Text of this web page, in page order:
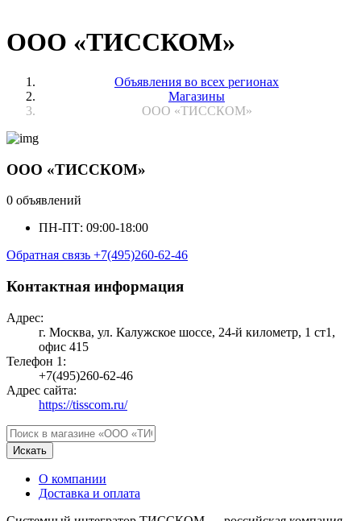
ООО «ТИССКОМ»
Объявления во всех регионах
Магазины
ООО «ТИССКОМ»
ООО «ТИССКОМ»
0 объявлений
ПН-ПТ: 09:00-18:00
Обратная связь +7(495)260-62-46
Контактная информация
Адрес:
г. Москва, ул. Калужское шоссе, 24-й километр, 1 ст1,
офис 415
Телефон 1:
+7(495)260-62-46
Адрес сайта:
https://tisscom.ru/
Искать
О компании
Доставка и оплата